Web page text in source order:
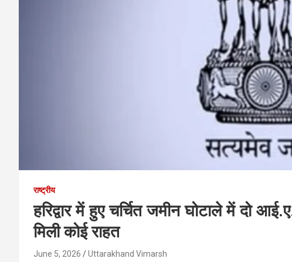
राष्ट्रीय
हरिद्वार में हुए चर्चित जमीन घोटाले में दो
मिली कोई राहत
June 5, 2026 Uttarakhand Vimarsh